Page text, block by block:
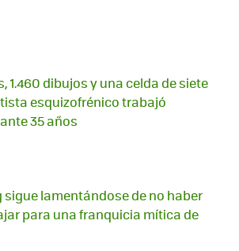
1.460 dibujos y una celda de siete
esquizofrénico trabajó
35 años
sigue lamentándose de no haber
para una franquicia mítica de